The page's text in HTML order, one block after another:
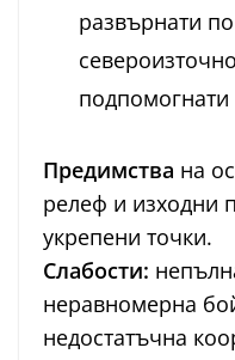
развърнати
подпомогнати
Предимства на
релеф и изходни
укрепени точки.
Слабости:
неравномерна
недостатъчна